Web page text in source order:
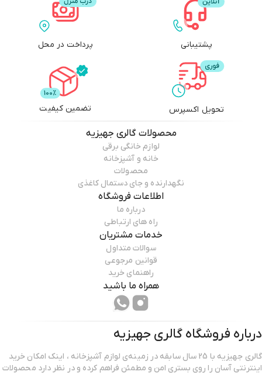
پشتیبانی پرداخت در محل
تحویل اکسپرس تضمین کیفیت
محصولاتگالری جهیزیه
لوازم خانگی برقی
خانه و آشپزخانه
محصولات
نگهدارنده و جای دستمال کاغذی
اطلاعات فروشگاه
درباره ما
راه های ارتباطی
خدمات مشتریان
سوالات متداول
قوانین مرجوعی
راهنمای خرید
همراه ما باشید
درباره فروشگاه گالری جهیزیه
گالری جهیزیه با 25 سال سابقه در زمینه‌ی لوازم آشپزخانه ، اینک امکان خرید
اینترنتی آسان را روی بستری امن و مطمئن فراهم کرده و در نظر دارد محصولات